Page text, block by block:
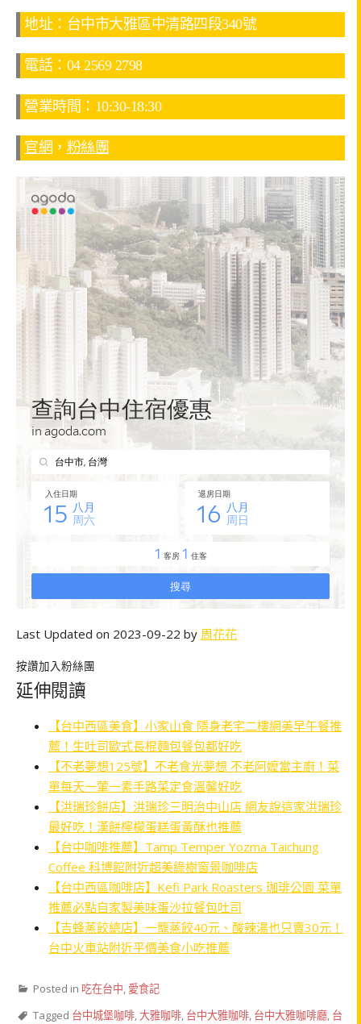
地址：台中市大雅區中清路四段340號
電話：04 2569 2798
營業時間：10:30-18:30
官網 ， 粉絲團
Last Updated on 2023-09-22 by 周花花
按讚加入粉絲團
延伸閱讀
【台中西區美食】小家山食 隱身老宅二樓網美早午餐推
薦！生吐司歐式長棍麵包餐包都好吃
【不老夢想125號】不老食光夢想 不老阿嬤當主廚！菜
單每天一葷一素手路菜定食溫馨好吃
【洪瑞珍餅店】洪瑞珍三明治中山店 網友說這家洪瑞珍
最好吃！漢餅檸檬蛋糕蛋黃酥也推薦
【台中咖啡推薦】Tamp Temper Yozma Taichung
Coffee 科博館附近超美綠樹窗景咖啡店
【台中西區咖啡店】Kefi Park Roasters 珈琲公園 菜單
推薦必點自家製美味蛋沙拉餐包吐司
【吉蜂蒸餃總店】一籠蒸餃40元、酸辣湯也只賣30元！
台中火車站附近平價美食小吃推薦
Posted in 吃在台中 愛食記
Tagged 台中城堡咖啡 大雅咖啡 台中大雅咖啡 台中大雅咖啡廳 台